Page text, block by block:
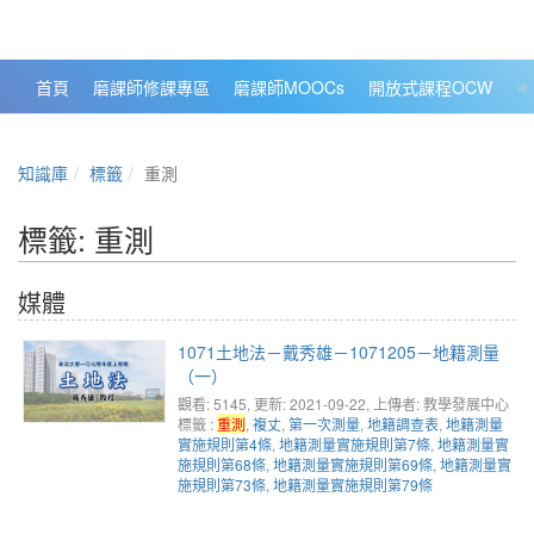
首頁 磨課師修課專區 磨課師MOOCs 開放式課程OCW
知識庫 標籤 重測
標籤: 重測
媒體
1071土地法－戴秀雄－1071205－地籍測量
（一）
觀看: 5145, 更新: 2021-09-22, 上傳者: 教學發展中心
標籤 :重測, 複丈, 第一次測量, 地籍調查表, 地籍測量
實施規則第4條, 地籍測量實施規則第7條, 地籍測量實
施規則第68條, 地籍測量實施規則第69條, 地籍測量實
施規則第73條, 地籍測量實施規則第79條